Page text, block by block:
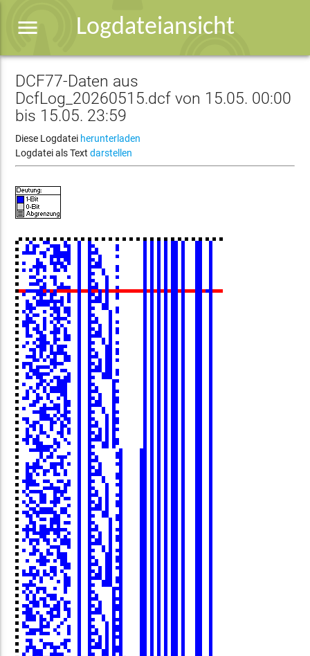
Logdateiansicht
menu
DCF77-Daten aus
DcfLog_20260515.dcf von 15.05. 00:00
bis 15.05. 23:59
Diese Logdatei herunterladen
Logdatei als Textdarstellen